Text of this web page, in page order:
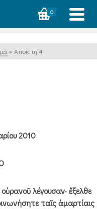
0
» Αποκ. ιη΄4
2010
λέγουσαν· ἔξελθε
ταῖς ἁμαρτίαις